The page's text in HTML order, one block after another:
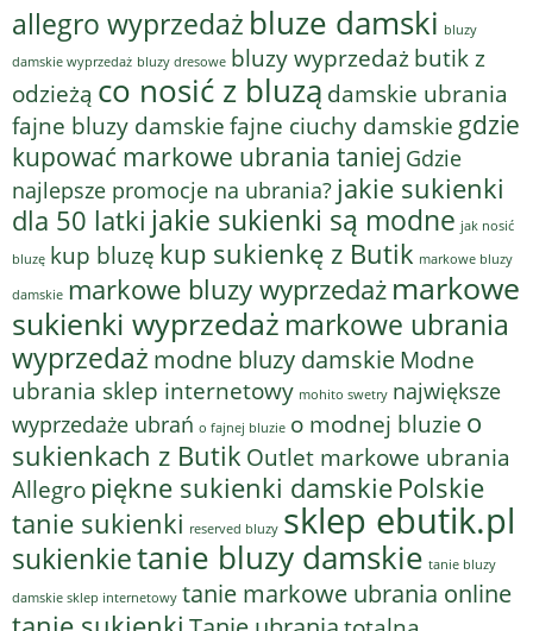
allegro wyprzedaż bluze damski bluzy
damskie wyprzedaż bluzy dresowe bluzy wyprzedaż butik z
odzieżą co nosić z bluzą damskie ubrania
fajne bluzy damskiefajne ciuchy damskie gdzie
kupować markowe ubrania taniej Gdzie
najlepsze promocje na ubrania? jakie sukienki
dla 50 latki jakie sukienki są modne jak nosić
bluzę kup bluzę kup sukienkę z Butik markowe bluzy
damskie markowe bluzy wyprzedaż markowe
sukienki wyprzedaż markowe ubrania
wyprzedaż modne bluzy damskie Modne
ubrania sklep internetowy mohito swetry największe
wyprzedaże ubrań o fajnej bluzie o modnej bluzie o
sukienkach z Butik Outlet markowe ubrania
Allegropiękne sukienki damskie Polskie
tanie sukienki reserved bluzy sklep ebutik.pl
sukienkietanie bluzy damskie tanie bluzy
damskie sklep internetowy tanie markowe ubrania online